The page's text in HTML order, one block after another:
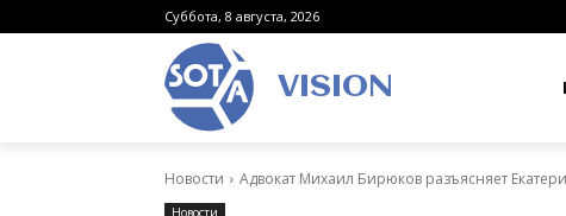
Суббота, 8 августа, 2026
VISION
Новости Адвокат Михаил Бирюков разъясняет
Новости